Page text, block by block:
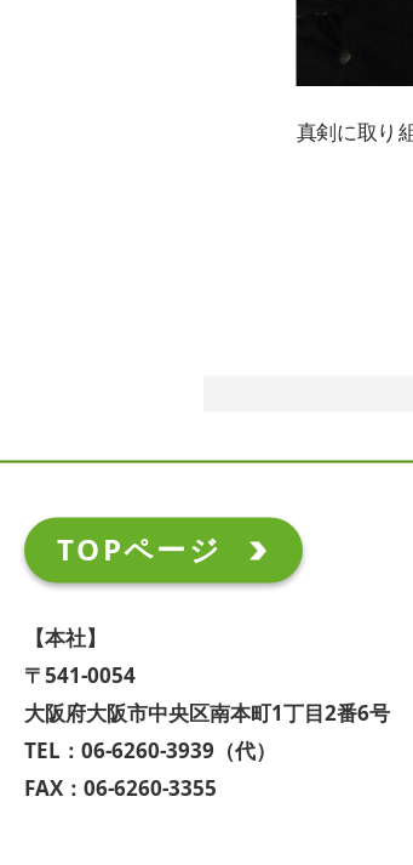
真剣に取り
TOPページ
【本社】
〒541-0054
大阪府大阪市中央区南本町1丁目2番6号
TEL：06-6260-3939（代）
FAX：06-6260-3355